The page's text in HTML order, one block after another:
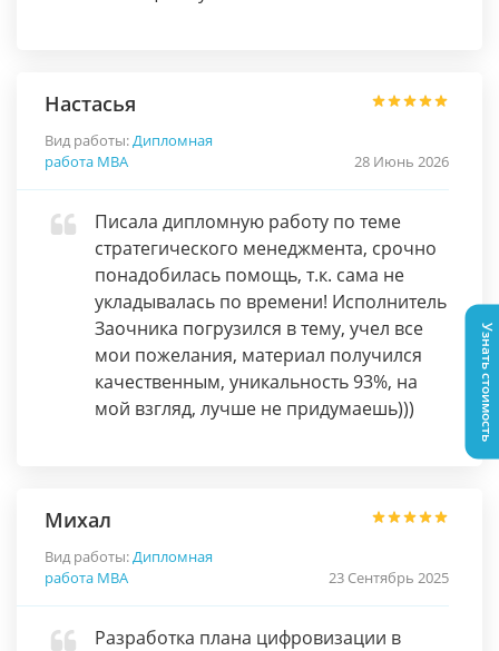
Настасья
Вид работы:Дипломная
работа МВА
28 Июнь 2026
Писала дипломную работу по теме
стратегического менеджмента, срочно
понадобилась помощь, т.к. сама не
укладывалась по времени! Исполнитель
Заочника погрузился в тему, учел все
мои пожелания, материал получился
качественным, уникальность 93%, на
мой взгляд, лучше не придумаешь)))
Михал
Вид работы:Дипломная
работа МВА
23 Сентябрь 2025
Разработка плана цифровизации в
Узнать стоимость